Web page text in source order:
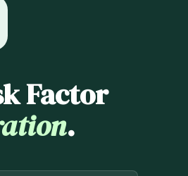
Factor
.